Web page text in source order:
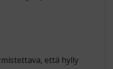
että hylly